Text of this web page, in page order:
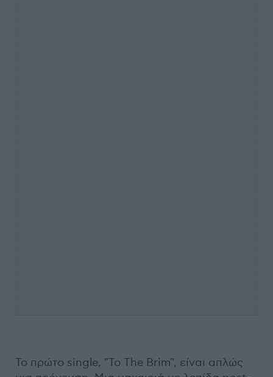
Το πρώτο single, "To The Brim", είναι απλώς